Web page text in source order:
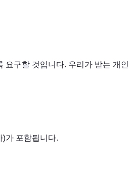
요구할 것입니다. 우리가 받는 개인
가 포함됩니다.